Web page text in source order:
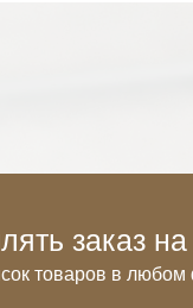
заказ на
товаров в